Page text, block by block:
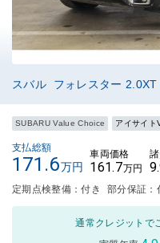
スバル フォレスター
SUBARU Value Choice アイサイト
支払総額
171.6万円
車両価格
161.7万円
定期点検整備：付き 部分保証：
通常クレジットで